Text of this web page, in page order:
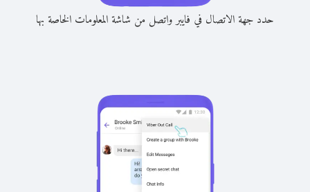
حدد جهة الاتصال في فايبر واتصل من شاشة المعلومات الخاصة بها